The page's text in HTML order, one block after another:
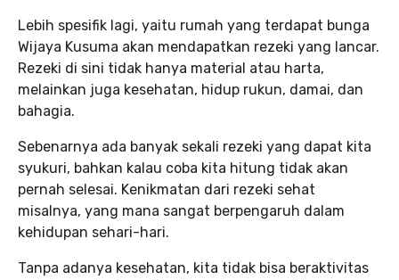
Lebih spesifik lagi, yaitu rumah yang terdapat bunga
Wijaya Kusuma akan mendapatkan rezeki yang lancar.
Rezeki di sini tidak hanya material atau harta,
melainkan juga kesehatan, hidup rukun, damai, dan
bahagia.
Sebenarnya ada banyak sekali rezeki yang dapat kita
syukuri, bahkan kalau coba kita hitung tidak akan
pernah selesai. Kenikmatan dari rezeki sehat
misalnya, yang mana sangat berpengaruh dalam
kehidupan sehari-hari.
Tanpa adanya kesehatan, kita tidak bisa beraktivitas